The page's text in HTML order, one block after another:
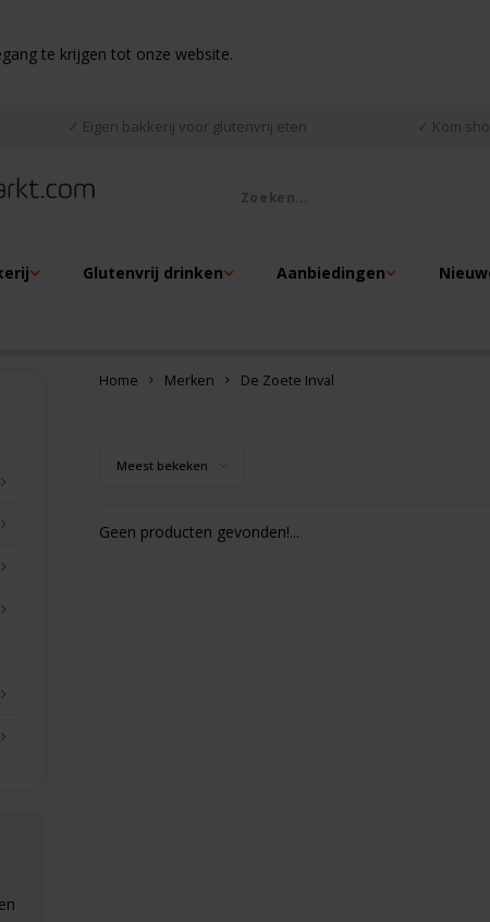
te krijgen tot onze website.
✓ Eigen bakkerij voor glutenvrij eten ✓ Kom
Glutenvrij drinken Aanbiedingen
Home Merken De Zoete Inval
Meest bekeken
Geen producten gevonden!...